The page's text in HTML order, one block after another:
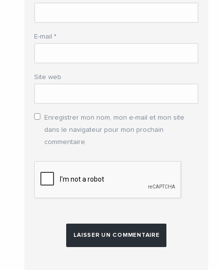
E-mail *
Site web
Enregistrer mon nom, mon e-mail et mon site
dans le navigateur pour mon prochain
commentaire.